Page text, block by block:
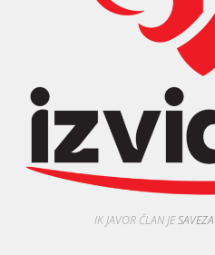
IK JAVOR ČLAN JE